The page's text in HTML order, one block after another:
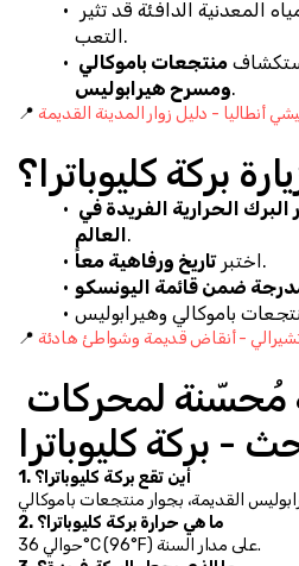
التعب.
ومسرح هيرابوليس.
أنطاليا - دليل زوار المدينة القديمة
بركة كليوباترا؟
العالم .
اختبر تاريخ ورفاهية معاً
.
ضمن قائمة اليونسكو
- أنقاض قديمة وشواطئ هادئة
- بركة كليوباترا
1. أين تقع بركة كليوباترا؟
2. ما هي حرارة بركة كليوباترا؟
حوالي 36°C (96°F) على مدار السنة.